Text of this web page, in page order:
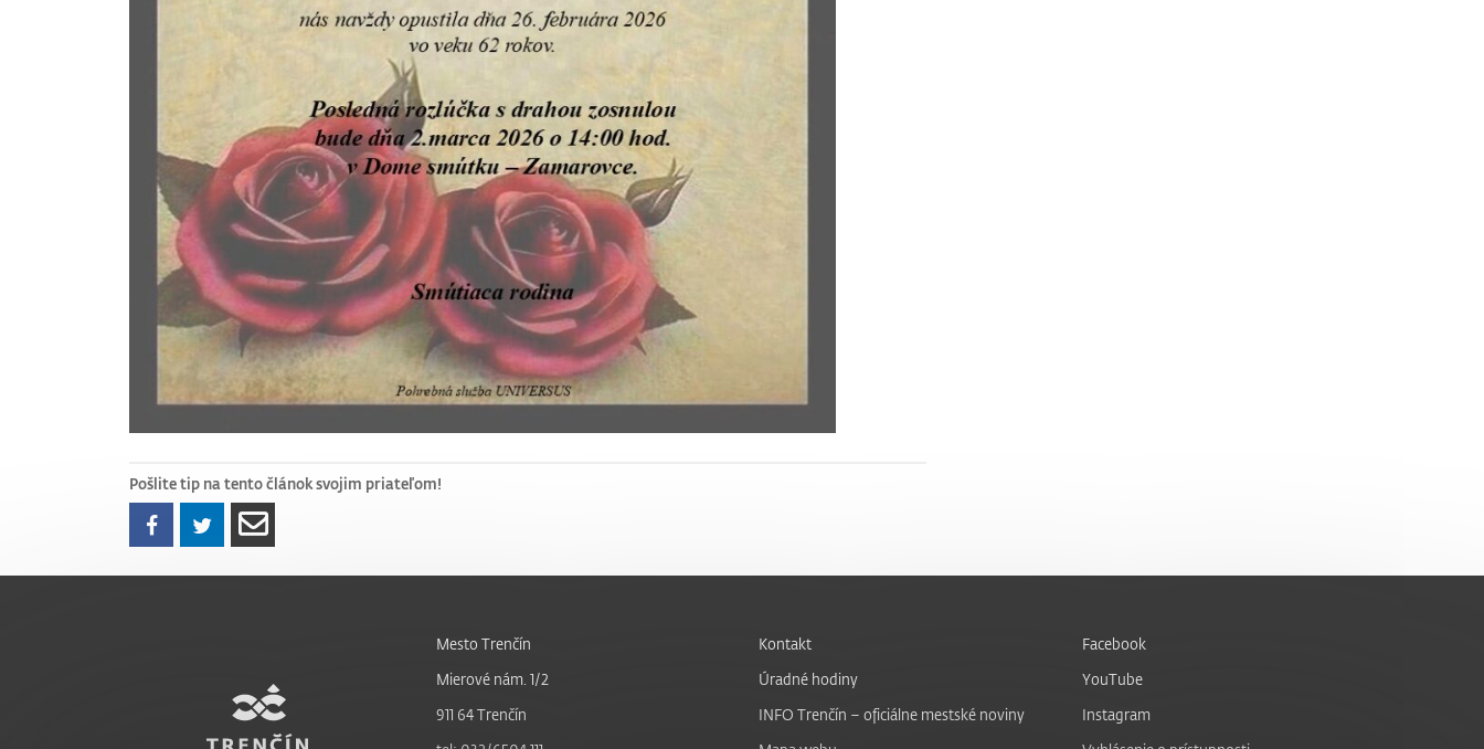
Pošlite tip na tento článok svojim priateľom!
Mesto Trenčín
Mierové nám. 1/2
911 64 Trenčín
Kontakt
Úradné hodiny
INFO Trenčín – oficiálne mestské noviny
Facebook
YouTube
Instagram